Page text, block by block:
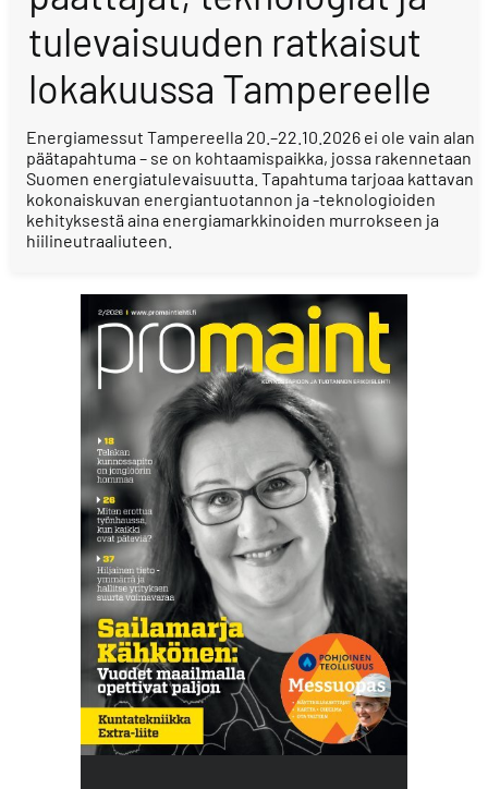
tulevaisuuden ratkaisut
lokakuussa Tampereelle
Energiamessut Tampereella 20.–22.10.2026 ei ole vain alan
päätapahtuma – se on kohtaamispaikka, jossa rakennetaan
Suomen energiatulevaisuutta. Tapahtuma tarjoaa kattavan
kokonaiskuvan energiantuotannon ja -teknologioiden
kehityksestä aina energiamarkkinoiden murrokseen ja
hiilineutraaliuteen.